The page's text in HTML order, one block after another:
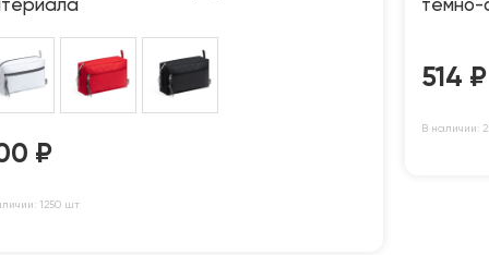
₽
1250 шт
темно-
514 ₽
В наличии: